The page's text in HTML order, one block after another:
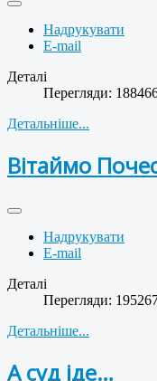
Надрукувати
E-mail
Деталі
Перегляди:
Детальніше...
Вітаймо
Надрукувати
E-mail
Деталі
Перегляди:
Детальніше...
А суд іде…